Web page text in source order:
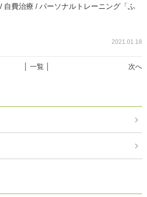
自費治療 / パーソナルトレーニング「ふ
2021.01.18
次へ
│ 一覧 │